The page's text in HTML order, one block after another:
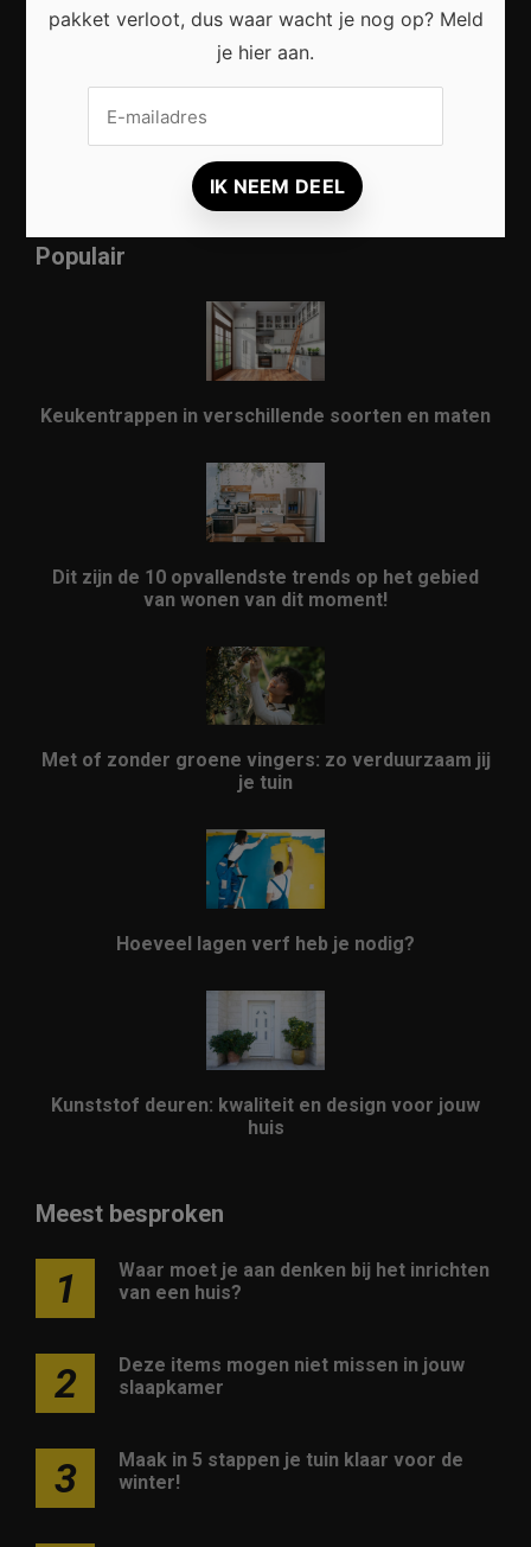
Een warme en duurzame woonkamer creëren waar
comfort en stijl samenkomen
Populair
Keukentrappen in verschillende soorten en maten
Dit zijn de 10 opvallendste trends op het gebied
van wonen van dit moment!
Met of zonder groene vingers: zo verduurzaam jij
je tuin
Hoeveel lagen verf heb je nodig?
Kunststof deuren: kwaliteit en design voor jouw
huis
Meest besproken
1
Waar moet je aan denken bij het inrichten
van een huis?
2
Deze items mogen niet missen in jouw
slaapkamer
3
Maak in 5 stappen je tuin klaar voor de
winter!
pakket verloot, dus waar wacht je nog op? Meld
je hier aan.